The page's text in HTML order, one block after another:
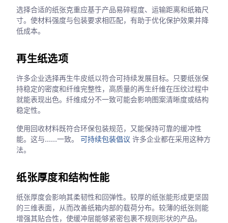
选择合适的纸张克重应基于产品易碎程度、运输距离和纸箱尺
寸。使材料强度与包装要求相匹配，有助于优化保护效果并降
低成本。
再生纸选项
许多企业选择再生牛皮纸以符合可持续发展目标。只要纸张保
持稳定的密度和纤维完整性，高质量的再生纤维在压纹过程中
就能表现出色。纤维成分不一致可能会影响图案清晰度或结构
稳定性。
使用回收材料既符合环保包装规范，又能保持可靠的缓冲性
能。这与……一致。可持续包装倡议 许多企业都在采用这种方
法。
纸张厚度和结构性能
纸张厚度会影响其柔韧性和回弹性。较厚的纸张能形成更坚固
的三维表面，从而改善纸箱内部的载荷分布。较薄的纸张则能
增强其贴合性，使缓冲层能够紧密包裹不规则形状的产品。